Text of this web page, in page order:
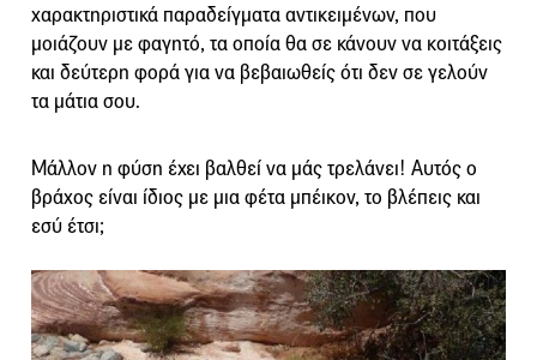
χαρακτηριστικά παραδείγματα αντικειμένων, που
μοιάζουν με φαγητό, τα οποία θα σε κάνουν να κοιτάξεις
και δεύτερη φορά για να βεβαιωθείς ότι δεν σε γελούν
τα μάτια σου.
Μάλλον η φύση έχει βαλθεί να μάς τρελάνει! Αυτός ο
βράχος είναι ίδιος με μια φέτα μπέικον, το βλέπεις και
εσύ έτσι;